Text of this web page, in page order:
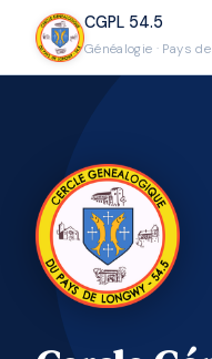
CGPL 54.5
Généalogie · Pays